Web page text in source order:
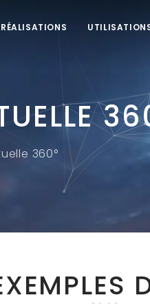
RÉALISATIONS
360°